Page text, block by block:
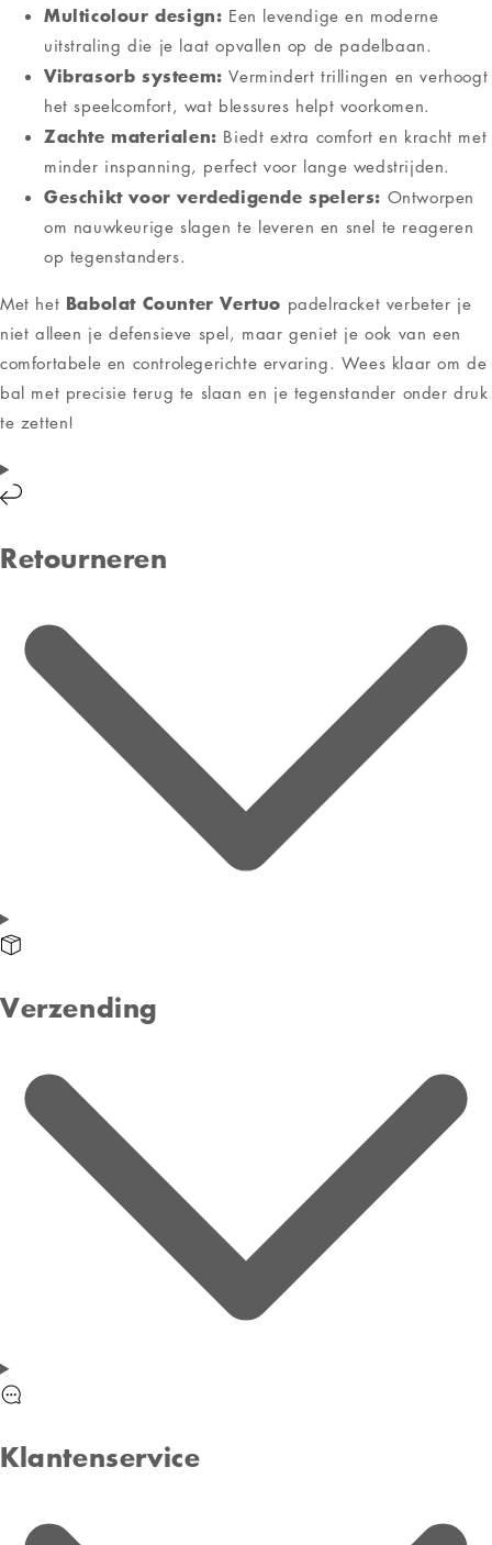
Multicolour design: Een levendige en moderne
uitstraling die je laat opvallen op de padelbaan.
Vibrasorb systeem: Vermindert trillingen en verhoogt
het speelcomfort, wat blessures helpt voorkomen.
Zachte materialen: Biedt extra comfort en kracht met
minder inspanning, perfect voor lange wedstrijden.
Geschikt voor verdedigende spelers: Ontworpen
om nauwkeurige slagen te leveren en snel te reageren
op tegenstanders.
Met het Babolat Counter Vertuo padelracket verbeter je
niet alleen je defensieve spel, maar geniet je ook van een
comfortabele en controlegerichte ervaring. Wees klaar om de
bal met precisie terug te slaan en je tegenstander onder druk
te zetten!
Retourneren
Verzending
Klantenservice